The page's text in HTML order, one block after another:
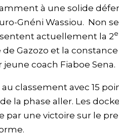
à une solide
Gnéni Wassiou. Non
actuellement la 2e
Gazozo et la constance
coach Fiaboe Sena.
classement avec 15
la phase aller. Les
par une victoire sur le